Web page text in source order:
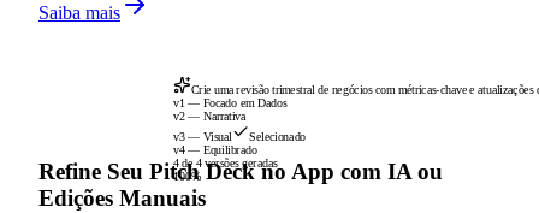
Saiba mais
Crie uma revisão trimestral de negócios com métricas-chave e atualizações
v1 — Focado em Dados
v2 — Narrativa
v3 — Visual
Selecionado
v4 — Equilibrado
4 de 4 versões geradas
100%
Refine Seu Pitch Deck no App com IA ou
Edições Manuais